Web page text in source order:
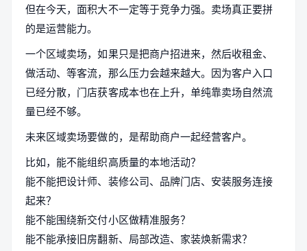
但在今天，面积大不一定等于竞争力强。卖场真正要拼
的是运营能力。
一个区域卖场，如果只是把商户招进来，然后收租金、
做活动、等客流，那么压力会越来越大。因为客户入口
已经分散，门店获客成本也在上升，单纯靠卖场自然流
量已经不够。
未来区域卖场要做的，是帮助商户一起经营客户。
比如，能不能组织高质量的本地活动？
能不能把设计师、装修公司、品牌门店、安装服务连接
起来？
能不能围绕新交付小区做精准服务？
能不能承接旧房翻新、局部改造、家装焕新需求？